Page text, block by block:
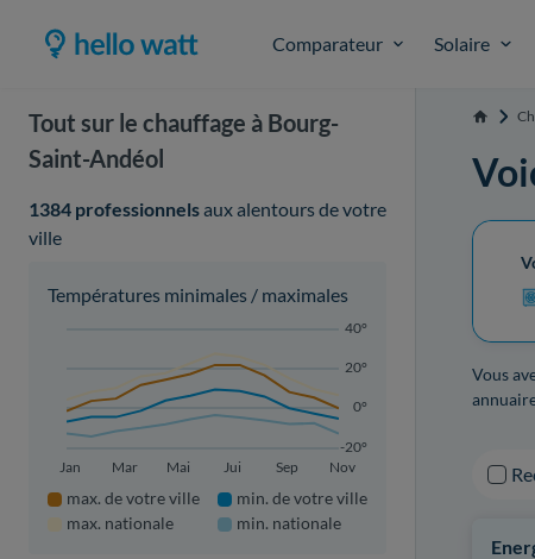
Comparateur Solaire
Tout sur le chauffage à Bourg-
Saint-Andéol
1384 professionnelsaux alentours de votre
ville
Températures minimales / maximales
-20°
0°
20°
40°
Jan Mar Mai Jui Sep Nov
max. de votre ville
max. nationale
min. de votre ville
min. nationale
Accueil
Vous